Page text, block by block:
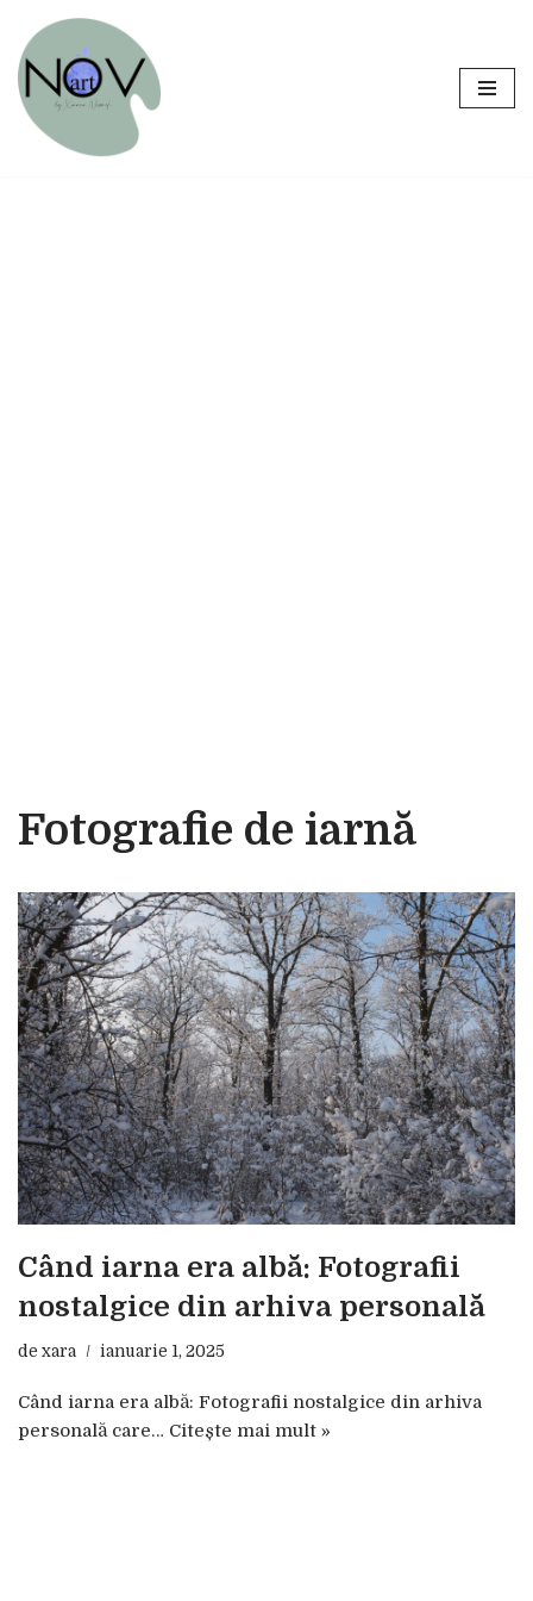
Sari
la
conținut
Fotografie de iarnă
Când iarna era albă: Fotografii
nostalgice din arhiva personală
de xara ianuarie 1, 2025
Când iarna era albă: Fotografii nostalgice din arhiva
personală care… Citește mai mult »